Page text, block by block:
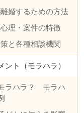
婚するための方法
理・案件の特徴
と各種相談機関
ント（モラハラ）
ラハラ？ モラハ